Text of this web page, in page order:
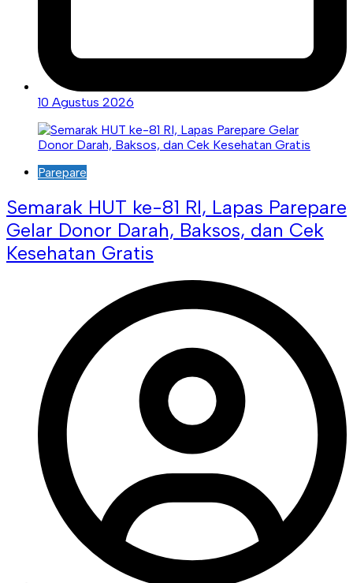
10 Agustus 2026
Parepare
Semarak HUT ke-81 RI, Lapas Parepare
Gelar Donor Darah, Baksos, dan Cek
Kesehatan Gratis